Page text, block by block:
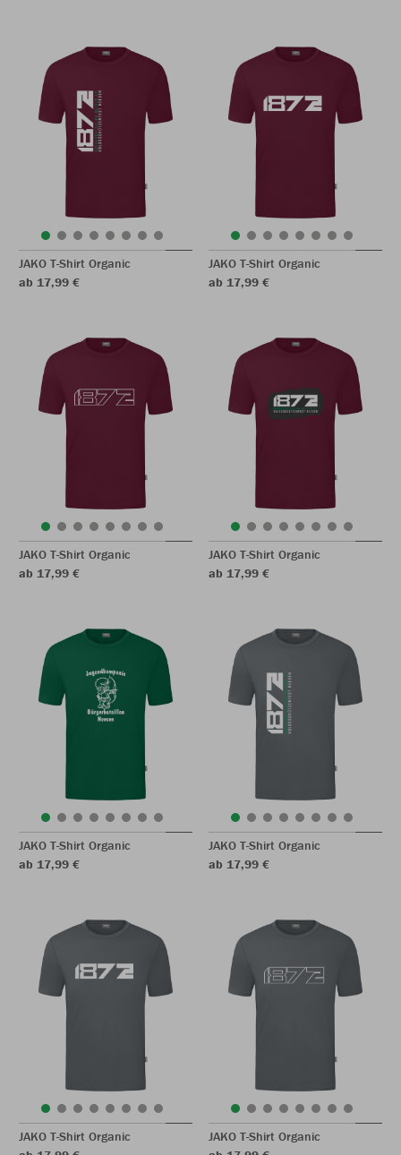
JAKO T-Shirt Organic
ab 17,99 €
JAKO T-Shirt Organic
ab 17,99 €
JAKO T-Shirt Organic
ab 17,99 €
JAKO T-Shirt Organic
ab 17,99 €
JAKO T-Shirt Organic
ab 17,99 €
JAKO T-Shirt Organic
ab 17,99 €
JAKO T-Shirt Organic
JAKO T-Shirt Organic